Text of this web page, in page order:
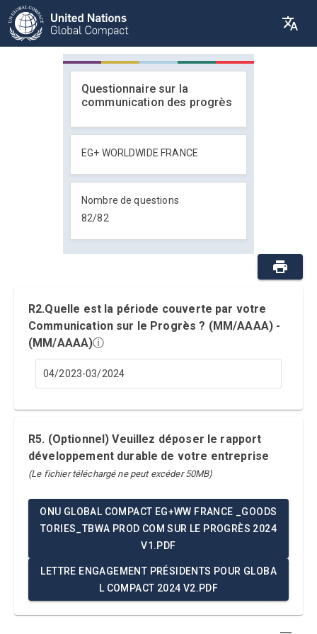
Questionnaire sur la
communication des progrès
EG+ WORLDWIDE FRANCE
Nombre de questions
82/82
R2.Quelle est la période couverte par votre
Communication sur le Progrès ? (MM/AAAA) -
(MM/AAAA)ⓘ
04/2023-03/2024
R5. (Optionnel) Veuillez déposer le rapport
développement durable de votre entreprise
(Le fichier téléchargé ne peut excéder 50MB)
ONU GLOBAL COMPACT EG+WW FRANCE _GOODS
TORIES_TBWA PROD COM SUR LE PROGRÈS 2024
V1.PDF
LETTRE ENGAGEMENT PRÉSIDENTS POUR GLOBA
L COMPACT 2024 V2.PDF